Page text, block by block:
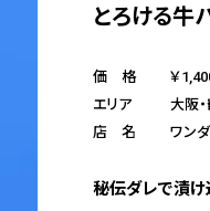
とろける牛
価 格
￥
エリア
大阪
店 名
ワン
秘伝ダレで漬け